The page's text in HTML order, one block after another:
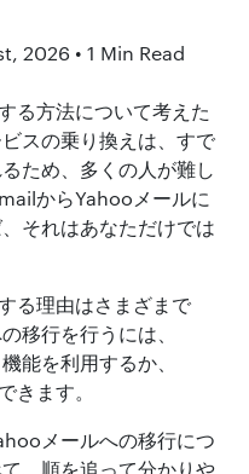
2026 • 1 Min Read
る方法について考えた
スの乗り換えは、すで
ため、多くの人が難し
からYahooメールに
それはあなただけでは
る理由はさまざまで
移行を行うには、
能を利用するか、
きます。
メールへの移行につ
、順を追って分かりや